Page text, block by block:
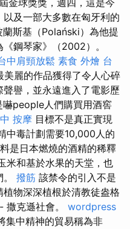
金球獎獎，週四，這是今
及一部大多數在匈牙利的
蘭斯基（Polański）為他提
鋼琴家》（2002）。
中肩頸放鬆 素食 外燴 台
美麗的作品獲得了令人心碎
譽，並永遠進入了電影歷
嚇people人們購買用酒窖
按摩 目標不是真正實現
中毒計劃需要10,000人的
是日本燃燒的酒精的稀釋
米和基於水果的天堂，也
撥筋 該禁令的引入不是
物深深植根於清教徒盎格
- 撒克遜社會。 wordpress
集中精神的貿易稱為非